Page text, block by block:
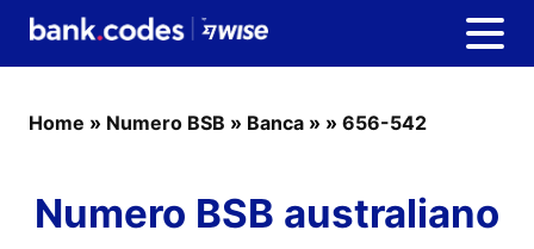
Home » Numero BSB » Banca » » 656-542
Numero BSB australiano